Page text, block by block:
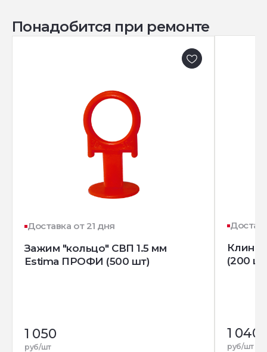
Понадобится при ремонте
Доставка от 21 дня
Зажим "кольцо" СВП 1.5 мм
Estima ПРОФИ (500 шт)
1 050
руб/шт
Клин
(200
1 040
руб/шт